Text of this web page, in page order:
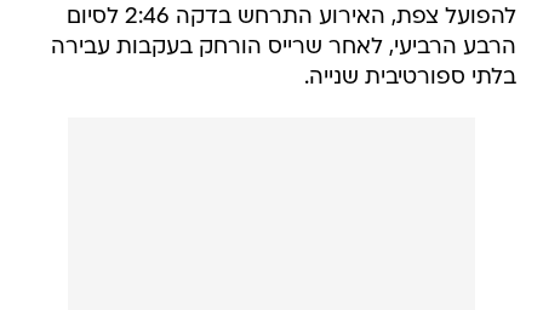
להפועל צפת, האירוע התרחש בדקה 2:46 לסיום
הרבע הרביעי, לאחר שרייס הורחק בעקבות עבירה
בלתי ספורטיבית שנייה.